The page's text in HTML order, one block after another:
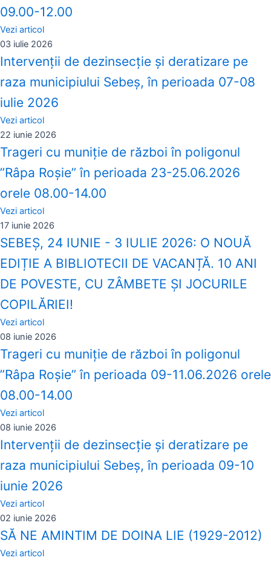
09.00-12.00
Vezi articol
03 iulie 2026
Intervenții de dezinsecție și deratizare pe
raza municipiului Sebeș, în perioada 07-08
iulie 2026
Vezi articol
22 iunie 2026
Trageri cu muniție de război în poligonul
”Râpa Roșie” în perioada 23-25.06.2026
orele 08.00-14.00
Vezi articol
17 iunie 2026
SEBEȘ, 24 IUNIE - 3 IULIE 2026: O NOUĂ
EDIȚIE A BIBLIOTECII DE VACANȚĂ. 10 ANI
DE POVESTE, CU ZÂMBETE ȘI JOCURILE
COPILĂRIEI!
Vezi articol
08 iunie 2026
Trageri cu muniție de război în poligonul
”Râpa Roșie” în perioada 09-11.06.2026 orele
08.00-14.00
Vezi articol
08 iunie 2026
Intervenții de dezinsecție și deratizare pe
raza municipiului Sebeș, în perioada 09-10
iunie 2026
Vezi articol
02 iunie 2026
SĂ NE AMINTIM DE DOINA LIE (1929-2012)
Vezi articol